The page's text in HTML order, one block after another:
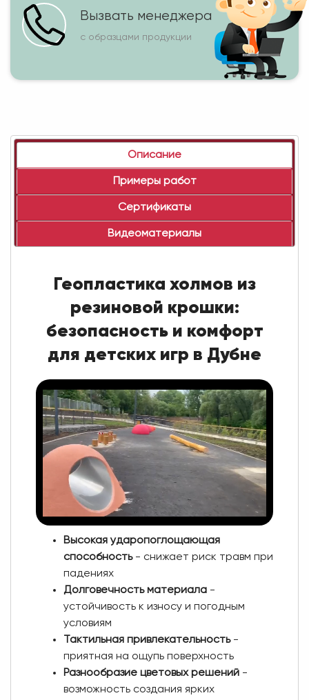
Вызвать менеджера
с образцами продукции
Описание
Примеры работ
Сертификаты
Видеоматериалы
Геопластика холмов из
резиновой крошки:
безопасность и комфорт
для детских игр в Дубне
Высокая ударопоглощающая
способность- снижает риск травм при
падениях
Долговечность материала-
устойчивость к износу и погодным
условиям
Тактильная привлекательность-
приятная на ощупь поверхность
Разнообразие цветовых решений-
возможность создания ярких